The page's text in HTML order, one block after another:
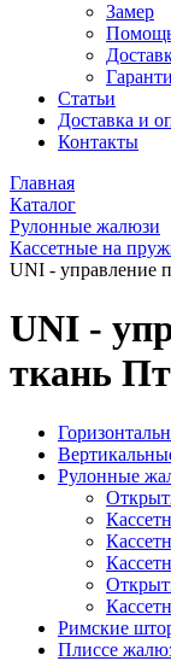
Замер
Статьи
Доставка и
Контакты
Главная
Каталог
Рулонные жалюзи
Кассетные на
UNI - управление
UNI -
ткань
Рулонные
Римские
Плиссе